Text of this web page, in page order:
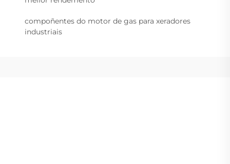
compoñentes do motor de gas para xeradores
industriais